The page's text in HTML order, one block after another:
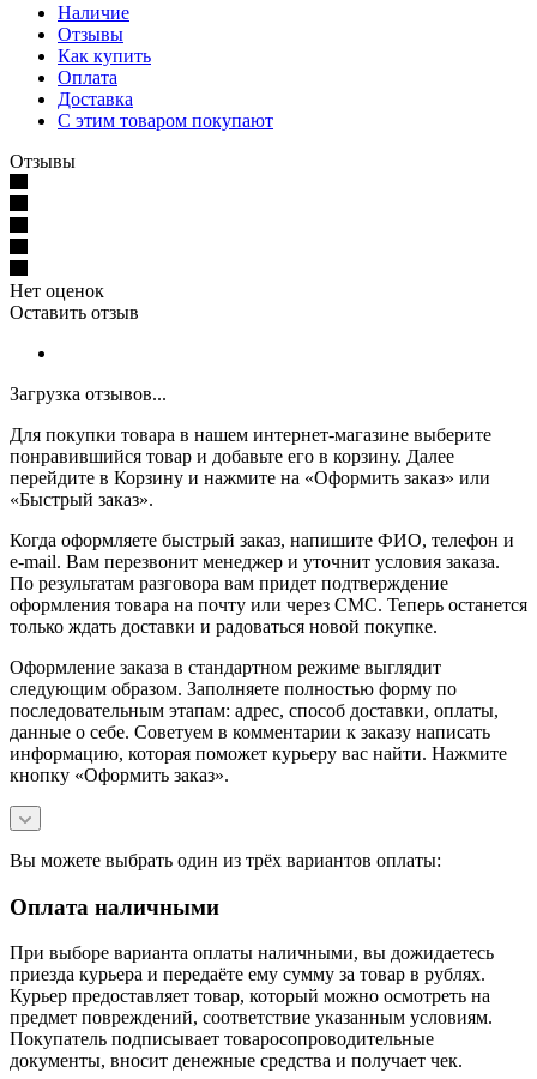
Наличие
Отзывы
Как купить
Оплата
Доставка
С этим товаром покупают
Отзывы
Нет оценок
Оставить отзыв
Загрузка отзывов...
Для покупки товара в нашем интернет-магазине выберите
понравившийся товар и добавьте его в корзину. Далее
перейдите в Корзину и нажмите на «Оформить заказ» или
«Быстрый заказ».
Когда оформляете быстрый заказ, напишите ФИО, телефон и
e-mail. Вам перезвонит менеджер и уточнит условия заказа.
По результатам разговора вам придет подтверждение
оформления товара на почту или через СМС. Теперь останется
только ждать доставки и радоваться новой покупке.
Оформление заказа в стандартном режиме выглядит
следующим образом. Заполняете полностью форму по
последовательным этапам: адрес, способ доставки, оплаты,
данные о себе. Советуем в комментарии к заказу написать
информацию, которая поможет курьеру вас найти. Нажмите
кнопку «Оформить заказ».
Вы можете выбрать один из трёх вариантов оплаты:
Оплата наличными
При выборе варианта оплаты наличными, вы дожидаетесь
приезда курьера и передаёте ему сумму за товар в рублях.
Курьер предоставляет товар, который можно осмотреть на
предмет повреждений, соответствие указанным условиям.
Покупатель подписывает товаросопроводительные
документы, вносит денежные средства и получает чек.